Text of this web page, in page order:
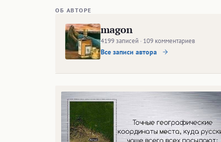
ОБ АВТОРЕ
magon
4199 записей · 109 комментариев
Все записи автора